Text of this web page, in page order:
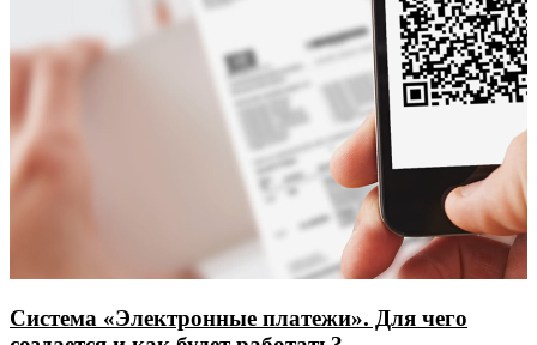
Система «Электронные платежи». Для чего